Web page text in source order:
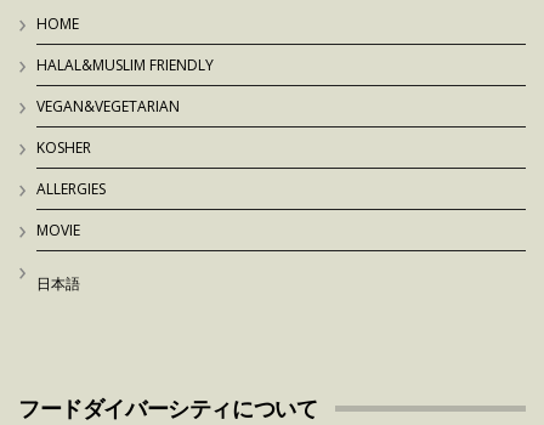
HOME
HALAL&MUSLIM FRIENDLY
VEGAN&VEGETARIAN
KOSHER
ALLERGIES
MOVIE
日本語
フードダイバーシティについて